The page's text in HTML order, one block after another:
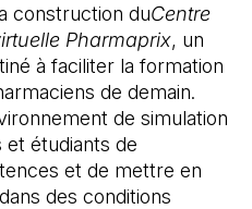
construction duCentre
Pharmaprix, un
à faciliter la formation
de demain.
de simulation
étudiants de
et de mettre en
des conditions